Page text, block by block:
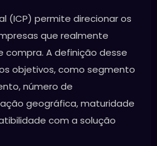
(ICP) permite direcionar os
que realmente
compra. A definição desse
objetivos, como segmento
número de
geográfica, maturidade
com a solução